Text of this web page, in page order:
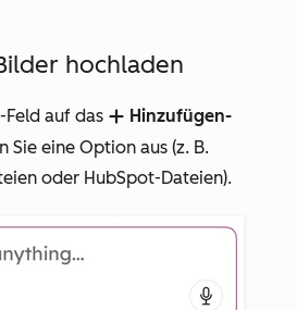
hochladen
Feld auf das addIcon Hinzufügen-
Sie eine Option aus (z. B.
oder HubSpot-Dateien).